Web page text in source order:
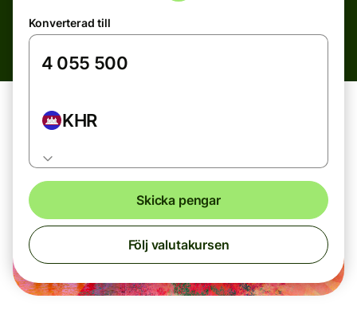
Konverterad till
KHR
Skicka pengar
Följ valutakursen